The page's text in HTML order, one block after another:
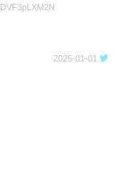
2025-01-01